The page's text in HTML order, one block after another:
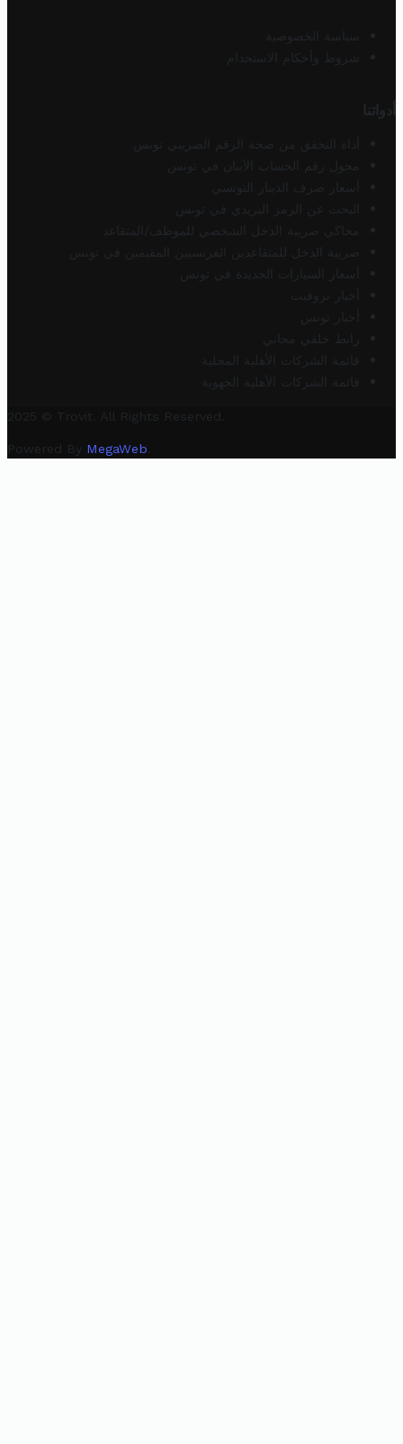
سياسة الخصوصية
شروط وأحكام الاستخدام
أدواتنا
أداة التحقق من صحة الرقم الضريبي تونس
محول رقم الحساب الآيبان في تونس
أسعار صرف الدينار التونسي
البحث عن الرمز البريدي في تونس
محاكي ضريبة الدخل الشخصي للموظف/المتقاعد
ضريبة الدخل للمتقاعدين الفرنسيين المقيمين في تونس
أسعار السيارات الجديدة في تونس
أخبار تروفيت
أخبار تونس
رابط خلفي مجاني
قائمة الشركات الأهلية المحلية
قائمة الشركات الأهلية الجهوية
2025 © Trovit. All Rights Reserved.
Powered By MegaWeb